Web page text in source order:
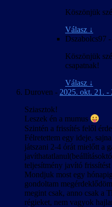
Köszönjük
Válasz ↓
Dszabolcs97 -
Köszönjük
csapatnak!
Válasz ↓
Duroven - 2025. okt. 21. -
Sziasztok!
Leszek én a mumus
Szintén a frissítés felől
Félretettem egy ideje,
játszani 2-4 órát mielőtt a
teljesítmény javító
Mondjuk most egy
gondoltam
megint csak, anno csak a
régieket, nem vagyok